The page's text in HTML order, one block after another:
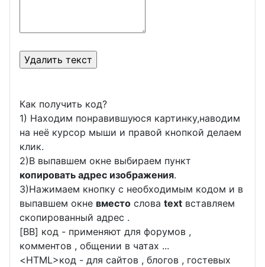
Как получить код?
1) Находим понравившуюся картинку,наводим
на неё курсор мыши и правой кнопкой делаем
клик.
2)В выпавшем окне выбираем пункт
копировать адрес изображения.
3)Нажимаем кнопку с необходимым кодом и в
выпавшем окне вместо слова text вставляем
скопированный адрес .
[BB] код - применяют для форумов ,
комментов , общении в чатах ...
<HTML>код - для сайтов , блогов , гостевых